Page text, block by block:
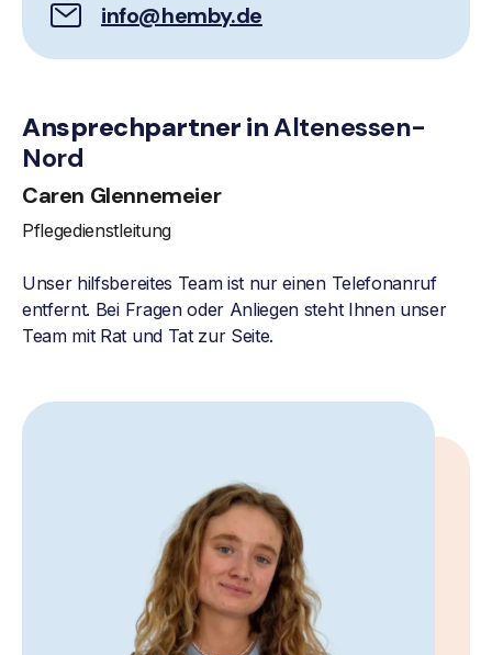
info@hemby.de
Ansprechpartner inAltenessen-
Nord
Caren Glennemeier
Pflegedienstleitung
Unser hilfsbereites Team ist nur einen Telefonanruf
entfernt. Bei Fragen oder Anliegen steht Ihnen unser
Team mit Rat und Tat zur Seite.